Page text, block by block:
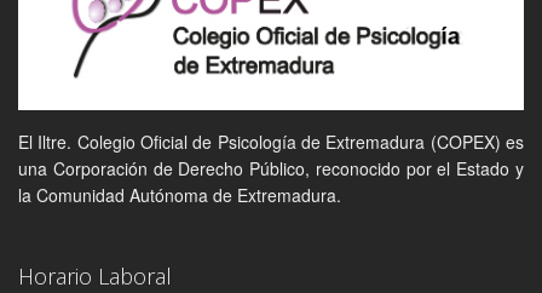
El Iltre. Colegio Oficial de Psicología de Extremadura (COPEX) es
una Corporación de Derecho Público, reconocido por el Estado y
la Comunidad Autónoma de Extremadura.
Horario Laboral